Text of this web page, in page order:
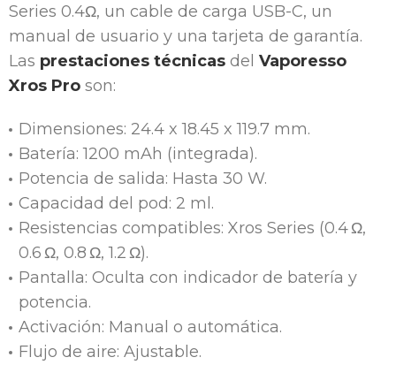
Series 0.4Ω, un cable de carga USB-C, un
manual de usuario y una tarjeta de garantía.
Las prestaciones técnicas del Vaporesso
Xros Pro son:
Dimensiones: 24.4 x 18.45 x 119.7 mm.
Batería: 1200 mAh (integrada).
Potencia de salida: Hasta 30 W.
Capacidad del pod: 2 ml.
Resistencias compatibles: Xros Series (0.4 Ω,
0.6 Ω, 0.8 Ω, 1.2 Ω).
Pantalla: Oculta con indicador de batería y
potencia.
Activación: Manual o automática.
Flujo de aire: Ajustable.